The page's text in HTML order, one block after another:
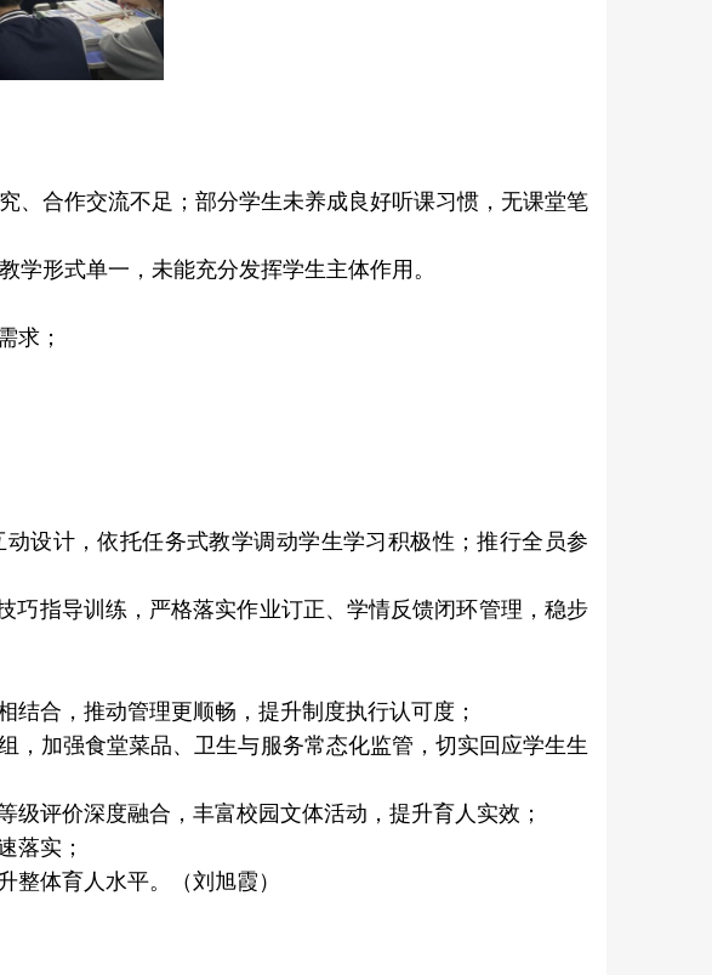
、合作交流不足；部分学生未养成良好听课习惯，无课堂笔
形式单一，未能充分发挥学生主体作用。
求；
设计，依托任务式教学调动学生学习积极性；推行全员参
巧指导训练，严格落实作业订正、学情反馈闭环管理，稳步
合，推动管理更顺畅，提升制度执行认可度；
，加强食堂菜品、卫生与服务常态化监管，切实回应学生生
评价深度融合，丰富校园文体活动，提升育人实效；
落实；
体育人水平。（刘旭霞）